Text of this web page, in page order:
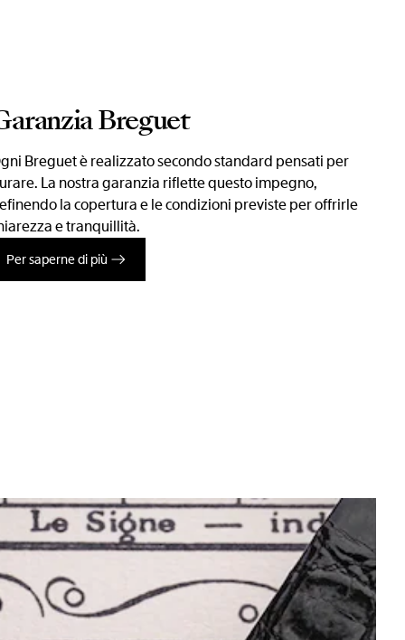
Breguet
Breguet è realizzato secondo standard pensati per
La nostra garanzia riflette questo impegno,
la copertura e le condizioni previste per offrirle
e tranquillità.
Per saperne di più